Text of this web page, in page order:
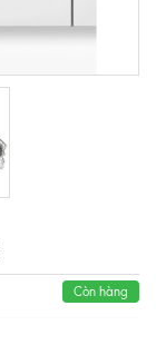
Còn hàng